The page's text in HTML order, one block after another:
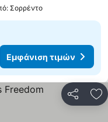
Σορρέντο
Εμφάνιση τιμών